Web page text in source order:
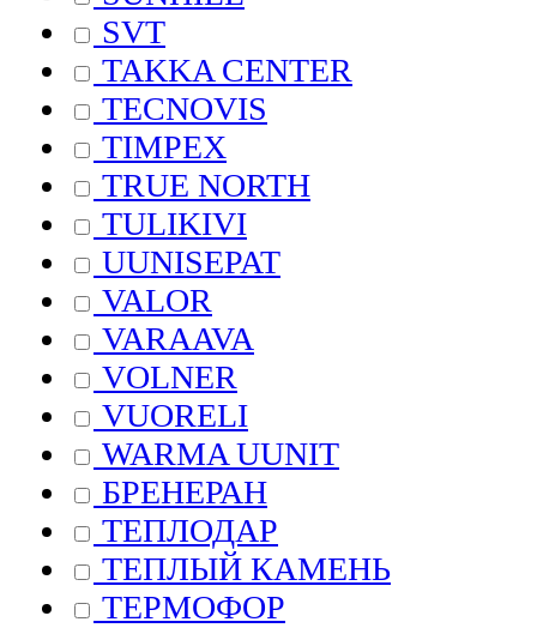
SVT
TAKKA CENTER
TECNOVIS
TIMPEX
TRUE NORTH
TULIKIVI
UUNISEPAT
VALOR
VARAAVA
VOLNER
VUORELI
WARMA UUNIT
БРЕНЕРАН
ТЕПЛОДАР
ТЕПЛЫЙ КАМЕНЬ
ТЕРМОФОР